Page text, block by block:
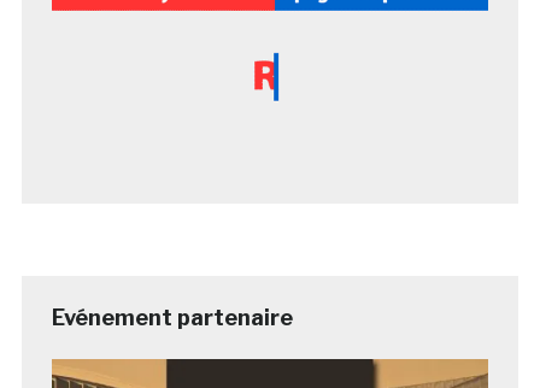
Evénement partenaire